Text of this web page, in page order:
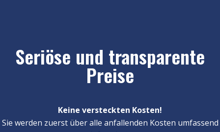
Seriöse und transparente
Preise
Keine versteckten Kosten!
Sie werden zuerst über alle anfallenden Kosten umfassend